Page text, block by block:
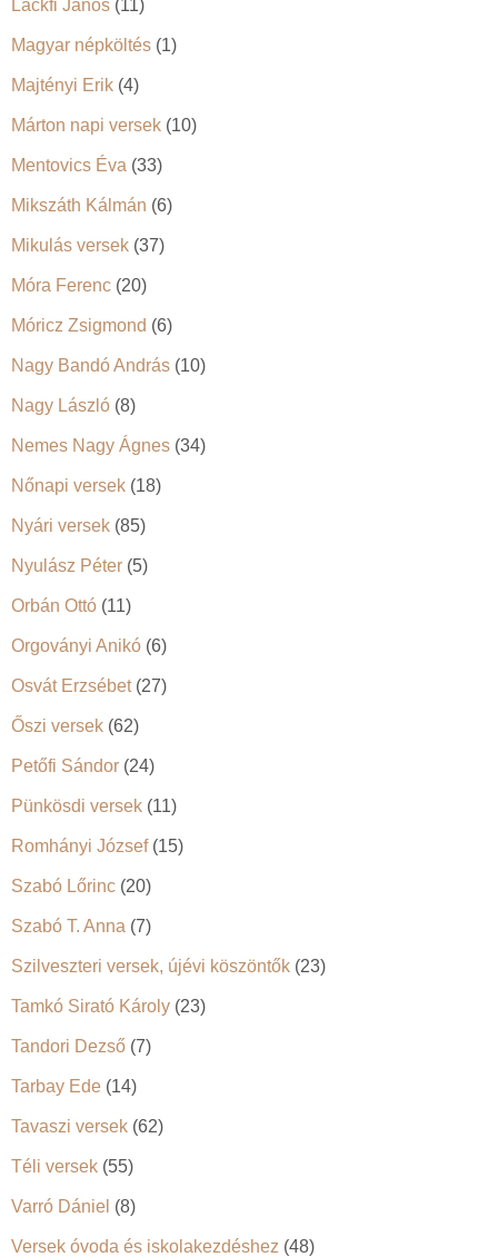
Lackfi János (11)
Magyar népköltés (1)
Majtényi Erik (4)
Márton napi versek (10)
Mentovics Éva (33)
Mikszáth Kálmán (6)
Mikulás versek (37)
Móra Ferenc (20)
Móricz Zsigmond (6)
Nagy Bandó András (10)
Nagy László (8)
Nemes Nagy Ágnes (34)
Nőnapi versek (18)
Nyári versek (85)
Nyulász Péter (5)
Orbán Ottó (11)
Orgoványi Anikó (6)
Osvát Erzsébet(27)
Őszi versek (62)
Petőfi Sándor (24)
Pünkösdi versek (11)
Romhányi József(15)
Szabó Lőrinc (20)
Szabó T. Anna (7)
Szilveszteri versek, újévi köszöntők (23)
Tamkó Sirató Károly (23)
Tandori Dezső (7)
Tarbay Ede (14)
Tavaszi versek (62)
Téli versek (55)
Varró Dániel (8)
Versek óvoda és iskolakezdéshez (48)